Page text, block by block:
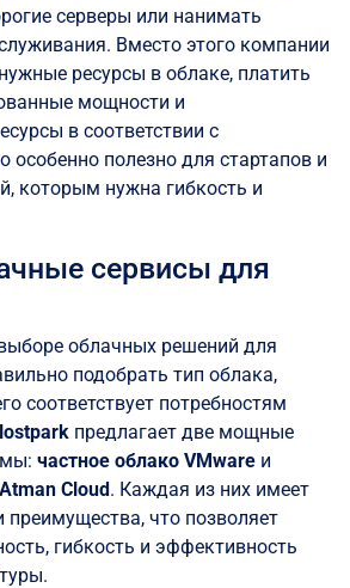
серверы или нанимать
Вместо этого компании
ресурсы в облаке, платить
мощности и
в соответствии с
особенно полезно для стартапов и
которым нужна гибкость и
сервисы для
облачных решений для
подобрать тип облака,
соответствует потребностям
предлагает две мощные
частное облако VMware и
Cloud. Каждая из них имеет
преимущества, что позволяет
гибкость и эффективность